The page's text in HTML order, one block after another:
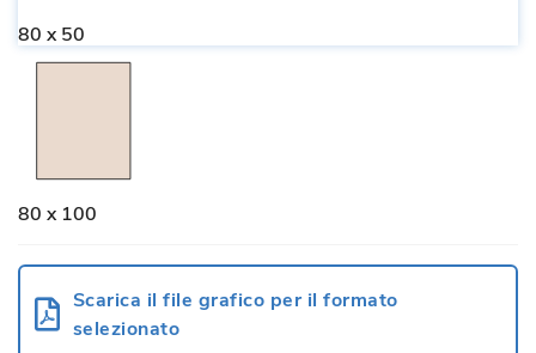
80 x 50
80 x 100
Scarica il file grafico per il formato
selezionato